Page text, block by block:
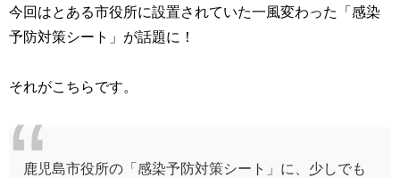
今回はとある市役所に設置されていた一風変わった「感染
予防対策シート」が話題に！
それがこちらです。
鹿児島市役所の「感染予防対策シート」に、少しでも